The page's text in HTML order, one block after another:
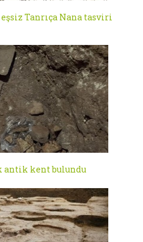
Tanrıça Nana tasviri
antik kent bulundu